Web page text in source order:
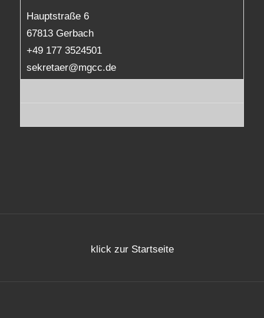
Hauptstraße 6
67813 Gerbach
+49 177 3524501
sekretaer@mgcc.de
klick zur Startseite